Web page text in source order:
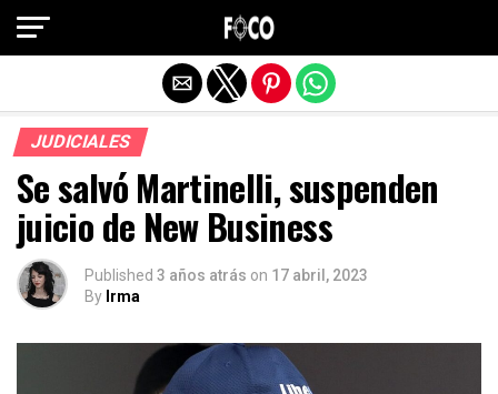
JUDICIALES
Se salvó Martinelli, suspenden
juicio de New Business
Published 3 años atrás on 17 abril, 2023
By Irma
Salir de la versión móvil